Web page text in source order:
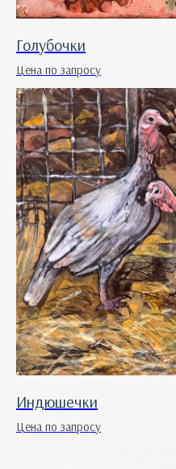
Голубочки
Цена по запросу
Индюшечки
Цена по запросу